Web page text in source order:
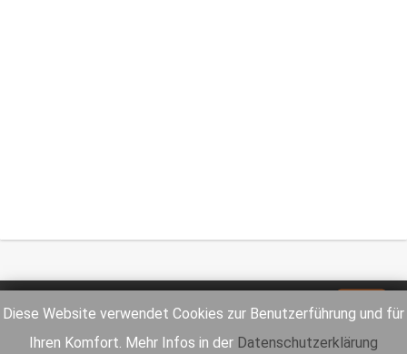
Diese Website verwendet Cookies zur Benutzerführung und für
Ihren Komfort. Mehr Infos in der Datenschutzerklärung